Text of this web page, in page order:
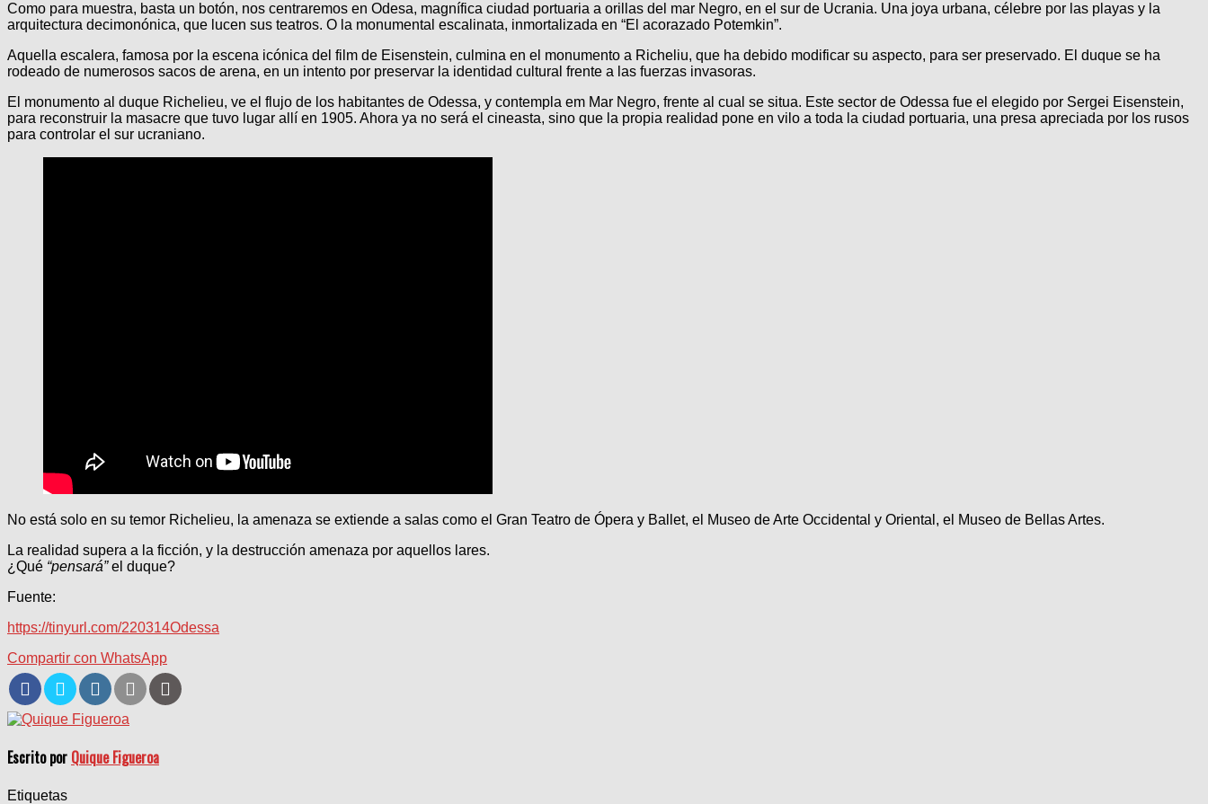
Como para muestra, basta un botón, nos centraremos en Odesa, magnífica ciudad portuaria a orillas del mar Negro, en el sur de Ucrania. Una joya urbana, célebre por las playas y la
arquitectura decimonónica, que lucen sus teatros. O la monumental escalinata, inmortalizada en “El acorazado Potemkin”.
Aquella escalera, famosa por la escena icónica del film de Eisenstein, culmina en el monumento a Richeliu, que ha debido modificar su aspecto, para ser preservado. El duque se ha
rodeado de numerosos sacos de arena, en un intento por preservar la identidad cultural frente a las fuerzas invasoras.
El monumento al duque Richelieu, ve el flujo de los habitantes de Odessa, y contempla em Mar Negro, frente al cual se situa. Este sector de Odessa fue el elegido por Sergei Eisenstein,
para reconstruir la masacre que tuvo lugar allí en 1905. Ahora ya no será el cineasta, sino que la propia realidad pone en vilo a toda la ciudad portuaria, una presa apreciada por los rusos
para controlar el sur ucraniano.
No está solo en su temor Richelieu, la amenaza se extiende a salas como el Gran Teatro de Ópera y Ballet, el Museo de Arte Occidental y Oriental, el Museo de Bellas Artes.
La realidad supera a la ficción, y la destrucción amenaza por aquellos lares.
¿Qué “pensará”el duque?
Fuente:
https://tinyurl.com/220314Odessa
Compartir con WhatsApp
Escrito por Quique Figueroa
Etiquetas